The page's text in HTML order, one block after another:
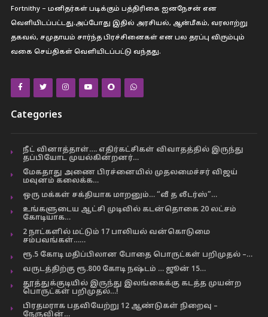
Fortnithy – மனிதர்கள் படிக்கும் பத்திரிகை ஐனநேசன் என
வெளியிடப்பட்டது.அப்போது இதில் அரசியல், ஆன்மீகம், வரலாற்று
தகவல், சமுதாயம் சார்ந்த பிரச்சினைகள் என பல தரப்பு விரும்பும்
வகை செய்திகள் வெளியிடப்பட்டு வந்தது.
Categories
நீட் வினாத்தாள்…. எதிர்கட்சிகள் விவாதத்தில் இருந்து
தப்பியோட முயல்கின்றனர்…
மேகதாது அணை பிரச்னையில் முதலமைச்சர் விஜய்
மவுனம் கலைக்க…
ஒரு மக்கள் சக்தியாக மாறனும்… “வீ த லீடர்ஸ்”…
உங்களுடைய ஆட்சி முடிவில் கடன்தொகை 20 லட்சம்
கோடியாக…
2 நாட்களில் மட்டும் 17 பாலியல் வன்கொடுமை
சம்பவங்கள்……
ரூ.5 கோடி மதிப்பிலான போதை பொருட்கள் பறிமுதல் –…
வருடத்திற்கு ரூ.800 கோடி நஷ்டம் … ஜூன் 15…
தூத்துக்குடியில் இருந்து இலங்கைக்கு கடத்த முயன்ற
பொருட்கள் பறிமுதல்…!
பிரதமராக பதவியேற்று 12 ஆண்டுகள் நிறைவு –
நேருவின்…